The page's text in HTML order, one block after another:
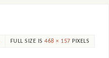
FULL SIZE IS468 × 157 PIXELS